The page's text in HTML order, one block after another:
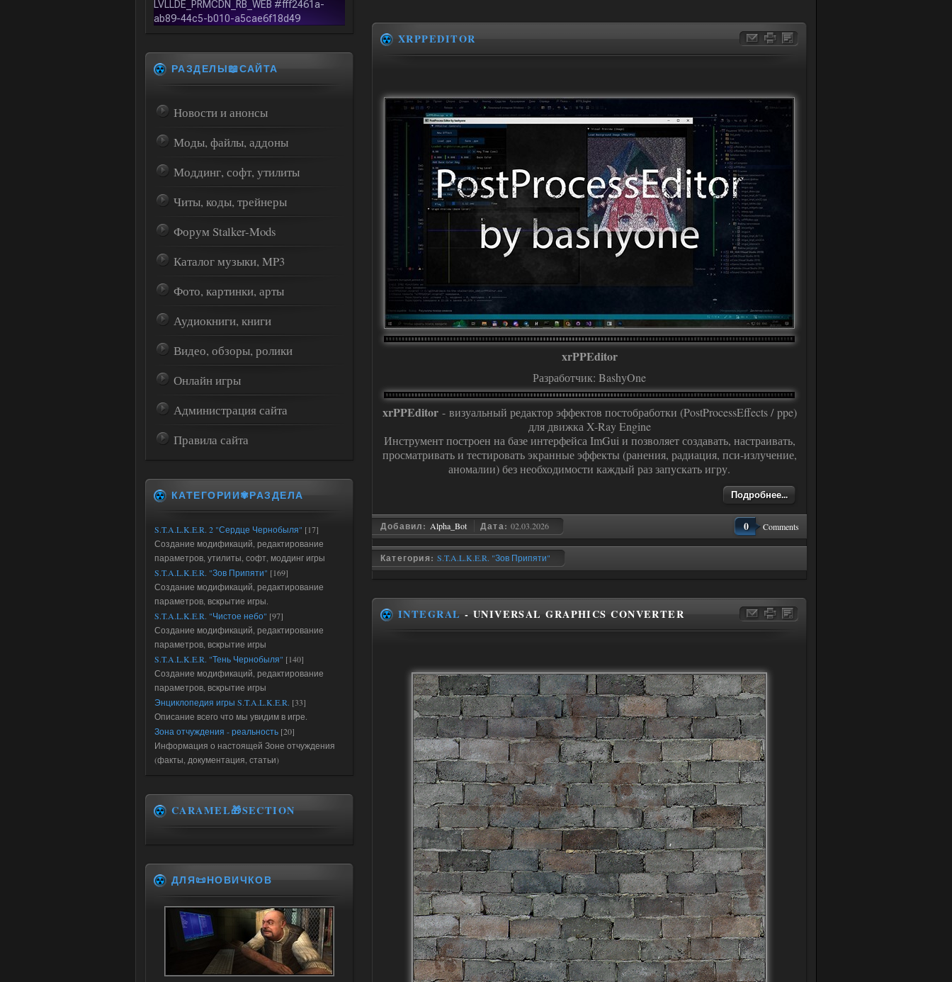
XRPPEDITOR
xrPPEditor
Разработчик: BashyOne
xrPPEditor- визуальный редактор эффектов постобработки (PostProcessEffects / ppe)
для движка X-Ray Engine
Инструмент построен на базе интерфейса ImGui и позволяет создавать, настраивать,
просматривать и тестировать экранные эффекты (ранения, радиация, пси-излучение,
аномалии) без необходимости каждый раз запускать игру.
Подробнее...
Добавил: Alpha_Bot Дата:02.03.2026 0 Comments
Категория:S.T.A.L.K.E.R. "Зов Припяти"
INTEGRAL - UNIVERSAL GRAPHICS CONVERTER
РАЗДЕЛЫ📖САЙТА
Новости и анонсы
Моды, файлы, аддоны
Моддинг, софт, утилиты
Читы, коды, трейнеры
Форум Stalker-Mods
Каталог музыки, MP3
Фото, картинки, арты
Аудиокниги, книги
Видео, обзоры, ролики
Онлайн игры
Администрация сайта
Правила сайта
КАТЕГОРИИ✾РАЗДЕЛА
S.T.A.L.K.E.R. 2 "Сердце Чернобыля" [17]
Создание модификаций, редактирование
параметров, утилиты, софт, моддинг игры
S.T.A.L.K.E.R. "Зов Припяти" [169]
Создание модификаций, редактирование
параметров, вскрытие игры.
S.T.A.L.K.E.R. "Чистое небо" [97]
Создание модификаций, редактирование
параметров, вскрытие игры
S.T.A.L.K.E.R. "Тень Чернобыля" [140]
Создание модификаций, редактирование
параметров, вскрытие игры
Энциклопедия игры S.T.A.L.K.E.R. [33]
Описание всего что мы увидим в игре.
Зона отчуждения - реальность [20]
Информация о настоящей Зоне отчуждения
(факты, документация, статьи)
CARAMEL🎁SECTION
ДЛЯ📜НОВИЧКОВ